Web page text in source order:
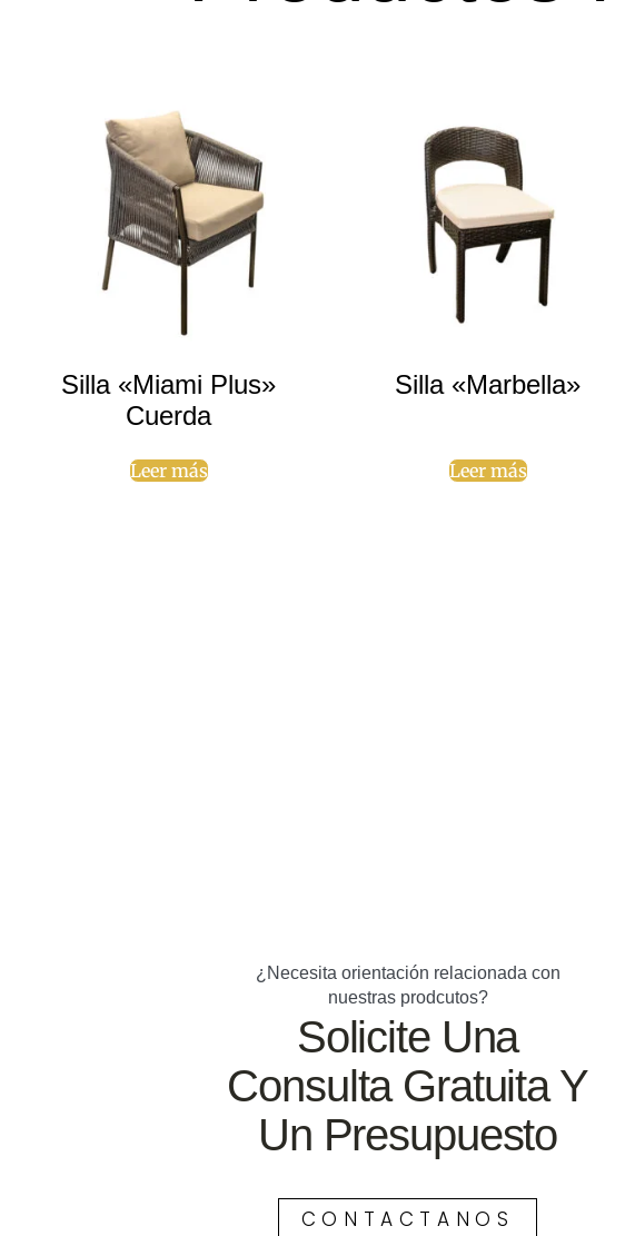
Silla «Miami Plus»
Cuerda
Leer más
Silla «Marbella»
Leer más
¿Necesita orientación relacionada con
nuestras prodcutos?
Solicite Una
Consulta Gratuita Y
Un Presupuesto
CONTACTANOS